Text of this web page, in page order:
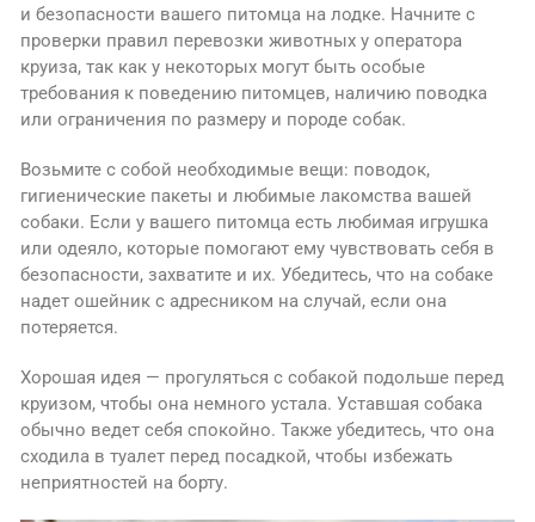
и безопасности вашего питомца на лодке. Начните с
проверки правил перевозки животных у оператора
круиза, так как у некоторых могут быть особые
требования к поведению питомцев, наличию поводка
или ограничения по размеру и породе собак.
Возьмите с собой необходимые вещи: поводок,
гигиенические пакеты и любимые лакомства вашей
собаки. Если у вашего питомца есть любимая игрушка
или одеяло, которые помогают ему чувствовать себя в
безопасности, захватите и их. Убедитесь, что на собаке
надет ошейник с адресником на случай, если она
потеряется.
Хорошая идея — прогуляться с собакой подольше перед
круизом, чтобы она немного устала. Уставшая собака
обычно ведет себя спокойно. Также убедитесь, что она
сходила в туалет перед посадкой, чтобы избежать
неприятностей на борту.